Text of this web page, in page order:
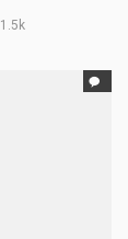
1.5k